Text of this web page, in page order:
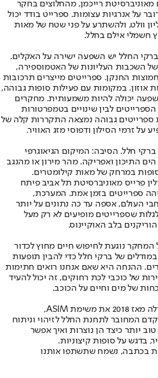
מאוניברסיטת רייכמן, מהחלוצים בחקר
על אנרגיות עצומות. ספרייט בודד יכול
אנרגיה השווה ל-10 מיליון וולט, ולהשתרע על פני שטח של מאות
חשמלי אילם בחלל.
החלל יש השפעה ישירה על האקלים.
השכבות העליונות של האטמוספירה,
החנקן. ספרייטים מייצרים תרכובות
אוזון. במקומות עם פעילות סופות גבוהה,
יכולה להיות משמעותית. מחקרים
לבין שינויים בטמפרטורות
ספרייטים גבוהה נמצאה התקררות קלה של
זרמי הסילון ודפוסי מזג האוויר.
חלל. הסיבה: המיקום הגיאוגרפי
התיכון ואפריקה. מהר מירון או מהנגב
במרחק של מאות קילומטרים.
פרייס מאוניברסיטת תל אביב פיתח
ספרייטים בזמן אמת. המערכת,
העולם, אספה עד כה נתונים על יותר
לגלות שספרייטים מופיעים לא רק מעל
בלב האוקיינוס.
נוגעת לחיפוש חיים מחוץ לכדור
של ברקי חלל כדי להבין תופעות
ההנחה היא שאם אנחנו רואים חתימות
של כוכבי לכת רחוקים, זה יכול להעיד
של מים וחיים על הכוכב.
סוכנות החלל האירופית מפעילה מאז 2018 את משימת ASIM,
המחובר לתחנת החלל לזיהוי וניתוח
יותר כיצד הן נוצרות ואיך אפשר
בדגש על סופות קיצוניות.
בכתבה, נשמח שתשתפו אותנו